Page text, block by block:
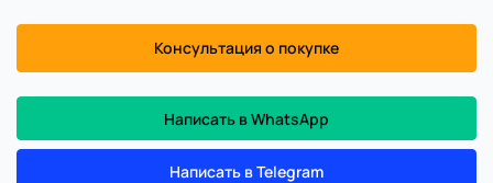
Консультация о покупке
Написать в WhatsApp
Написать в Telegram